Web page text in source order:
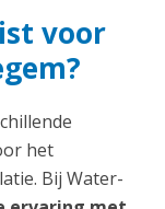
voor
het
Bij Water-